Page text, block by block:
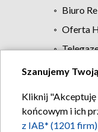
Biuro
Oferta
Szanujemy
Kliknij "Akceptuję
końcowym i ich
z IAB* (1201 firm)